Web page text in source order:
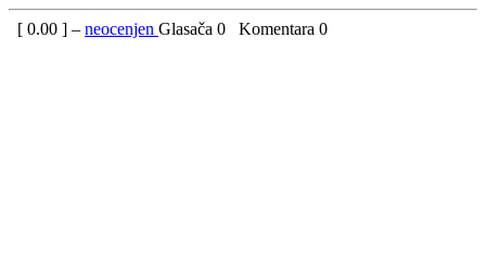
[ 0.00 ] – neocenjen Glasača 0 Komentara 0